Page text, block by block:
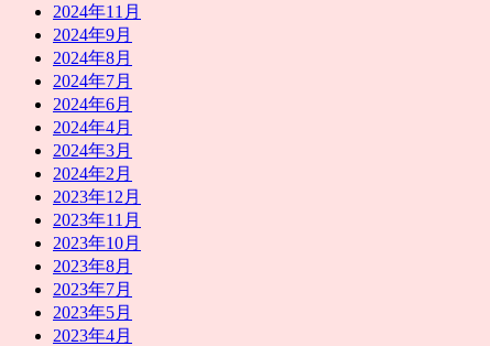
2024年11月
2024年9月
2024年8月
2024年7月
2024年6月
2024年4月
2024年3月
2024年2月
2023年12月
2023年11月
2023年10月
2023年8月
2023年7月
2023年5月
2023年4月